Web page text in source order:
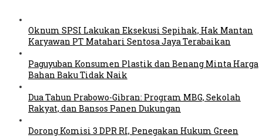
Oknum SPSI Lakukan Eksekusi Sepihak, Hak Mantan
Karyawan PT Matahari Sentosa Jaya Terabaikan
Paguyuban Konsumen Plastik dan Benang Minta Harga
Bahan Baku Tidak Naik
Dua Tahun Prabowo-Gibran: Program MBG, Sekolah
Rakyat, dan Bansos Panen Dukungan
Dorong Komisi 3 DPR RI, Penegakan Hukum Green